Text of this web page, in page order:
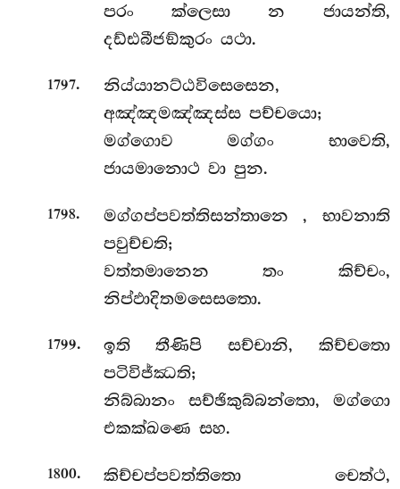
පරං ක්ලෙසා න ජායන්ති,
දඩ්ඪබීජඞ්කුරං යථා.
1797.
නිය්යානට්ඨවිසෙසෙන,
අඤ්ඤමඤ්ඤස්ස පච්චයො;
මග්ගොව මග්ගං භාවෙති,
ජායමානොථ වා පුන.
1798. මග්ගප්පවත්තිසන්තානෙ, භාවනාති
පවුච්චති;
වත්තමානෙන තං කිච්චං,
නිප්ඵාදිතමසෙසතො.
1799.
ඉති තීණිපි සච්චානි, කිච්චතො
පටිවිජ්ඣති;
නිබ්බානං සච්ඡිකුබ්බන්තො, මග්ගො
එකක්ඛණෙ සහ.
1800. කිච්චප්පවත්තිතො චෙත්ථ,